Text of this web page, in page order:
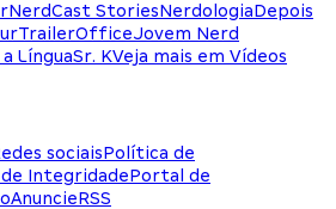
NerdCast StoriesNerdologiaDepois
TrailerOfficeJovem Nerd
LínguaSr. KVeja mais em Vídeos
sociaisPolítica de
IntegridadePortal de
AnuncieRSS